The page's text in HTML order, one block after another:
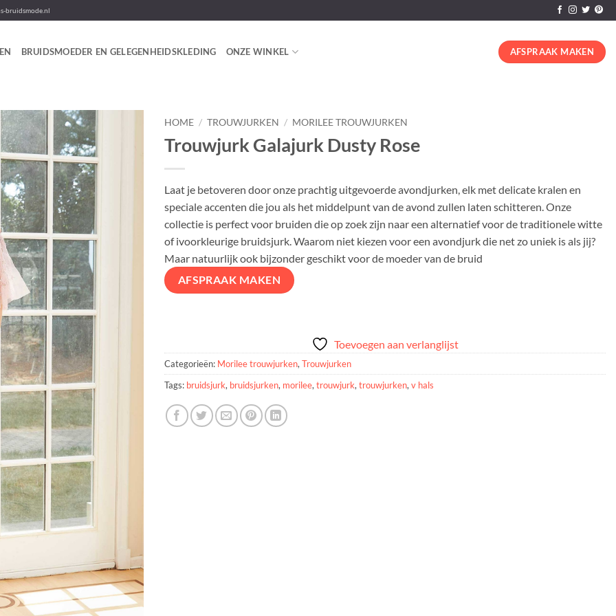
bruidsmode.nl
BRUIDSMOEDER EN GELEGENHEIDSKLEDING ONZE WINKEL AFSPRAAK MAKEN
HOME / TROUWJURKEN / MORILEE TROUWJURKEN
Trouwjurk Galajurk Dusty Rose
Laat je betoveren door onze prachtig uitgevoerde avondjurken, elk met delicate kralen en
speciale accenten die jou als het middelpunt van de avond zullen laten schitteren. Onze
collectie is perfect voor bruiden die op zoek zijn naar een alternatief voor de traditionele witte
of ivoorkleurige bruidsjurk. Waarom niet kiezen voor een avondjurk die net zo uniek is als jij?
Maar natuurlijk ook bijzonder geschikt voor de moeder van de bruid
AFSPRAAK MAKEN
Toevoegen aan verlanglijst
Categorieën: Morilee trouwjurken, Trouwjurken
Tags: bruidsjurk, bruidsjurken, morilee, trouwjurk, trouwjurken, v hals